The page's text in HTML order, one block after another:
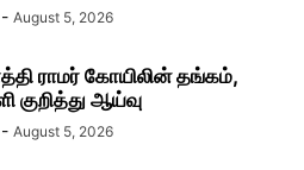
- August 5, 2026
ராமர் கோயிலின் தங்கம்,
குறித்து ஆய்வு
- August 5, 2026